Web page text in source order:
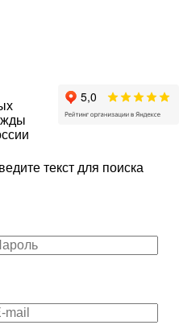
текст для поиска